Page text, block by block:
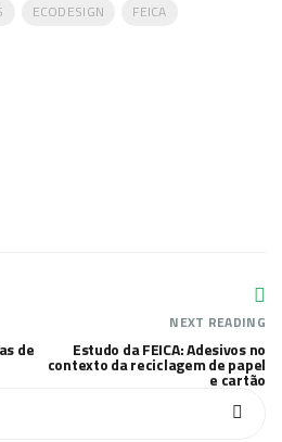
ECODESIGN
FEICA
de
NEXT READING
Estudo da FEICA: Adesivos no
contexto da reciclagem de papel
e cartão